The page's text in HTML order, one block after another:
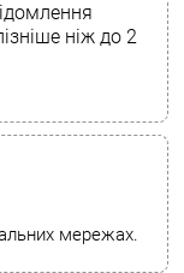
ніж до 2
мережах.